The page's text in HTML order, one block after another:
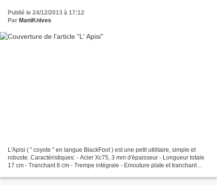
Publié le 24/12/2013 à 17:12
Par ManiKnives
L'Apisi ( " coyote " en langue BlackFoot ) est une petit utilitaire, simple et
robuste. Caractéristiques: - Acier Xc75, 3 mm d'épaisseur - Longueur totale
17 cm - Tranchant 8 cm - Trempe intégrale - Emouture plate et tranchant